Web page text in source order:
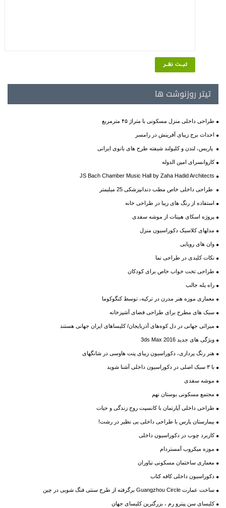
تیتر روزنوشت ها
طراحی داخلی منزل مسکونی با متراژ ۴۵ مترمربع
احداث برج زیبای آفرینش در رامسر
پاریس، لندن و کلیولند شیفته طرح های بانوی ایرانی
کاروانسرای امین الدوله
JS Bach Chamber Music Hall by Zaha Hadid Architects
طراحی داخلی خاص مطب دندانپزشکی 25 میلیمتر
استفاده از رنگ های زیبا در طراحی خانه
پروژه اسکای هبیتات از موشه سفدی
مدلهای کلاسیک دکوراسیون منزل
وان های رویایی
نکات کلیدی در طراحی نما
طراحی تخت خواب خاص برای کودکان
راه پله جالب
معماری موزه هنر مدرن در ترکیه، توسط کنگوکوما
سبک های مطرح برای طراحی فضای آشپزخانه
میراثی جهانی در دل کوه‌های آذربایجان/ کلیساهای ایران جهانی هستند
ویژگی های جدید 3ds Max 2016
هنر رنگ پردازی، دکوراسیون زیبای پنت هاوسی در شانگهای
با ۳ سبک اصلی در دکوراسیون داخلی آشنا شوید
موشه سفدی
مجتمع مسکونی بوستان نهم
طراحی داخلی آپارتمان با کانسپت روح زندگی و حیات
بیمارستان پارس با طراحی داخلی بی نظیر در رشت!
کاربرد چوب در دکوراسیون داخلی
موزه میکروب آمستردام
معماری ساختمان مسکونی نیاوران
دکوراسیون داخلی کافه کتاب
ساخت عمارت Guangzhou Circle برگرفته از طرح سنتی فنگ شویی در چین
کلیسای سن پیترو رم ، بزرگترین کلیسای جهان